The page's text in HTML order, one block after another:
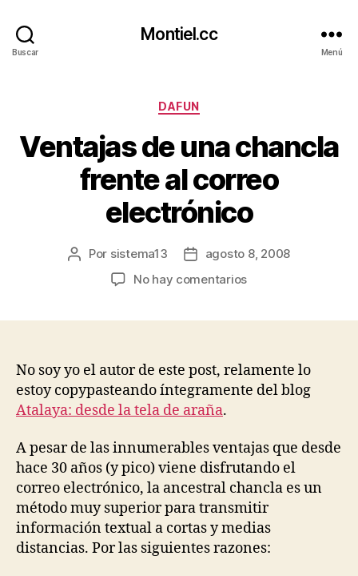
Buscar
Montiel.cc
Menú
Categorías
DAFUN
Ventajas de una chancla
frente al correo
electrónico
Autor
Por sistema13
Fechaagosto 8, 2008
No hay comentariosen
frente
al
No soy yo el autor de este post, relamente lo
estoy copypasteando íntegramente del blog
Atalaya: desde la tela de araña.
A pesar de las innumerables ventajas que desde
hace 30 años (y pico) viene disfrutando el
correo electrónico, la ancestral chancla es un
método muy superior para transmitir
información textual a cortas y medias
distancias. Por las siguientes razones: